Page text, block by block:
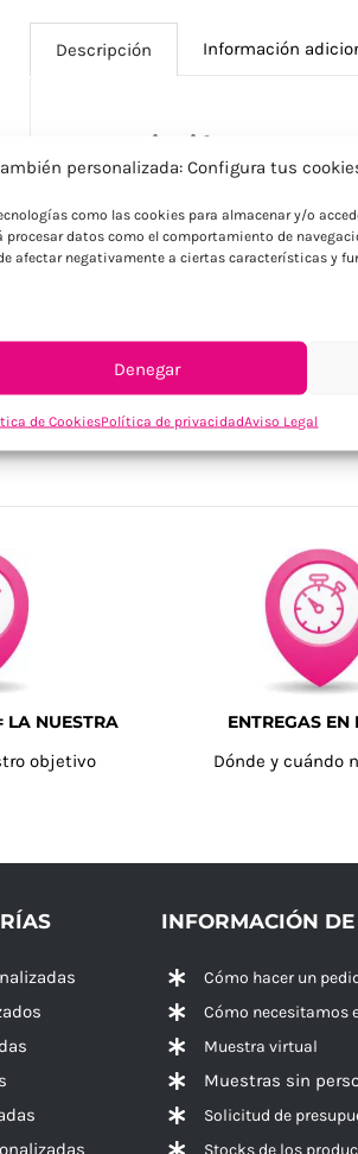
personalizada: Configura tus
como las cookies para almacenar y/o
datos como el comportamiento de
afectar negativamente a ciertas características y
Denegar
de CookiesPolítica de privacidadAviso Legal
Descripción Información
Descripción
Cargador inalámbrico para
bordes se pueden cortar para
cm
SKU:MO2651-03
Categorías:Cargadores personalizados
LA NUESTRA
objetivo
ENTREGAS EN
Dónde y cuándo
INFORMACIÓN
Cómo hacer un
Cómo necesitamos
Muestra virtual
Muestras sin
Solicitud de
Stocks de los